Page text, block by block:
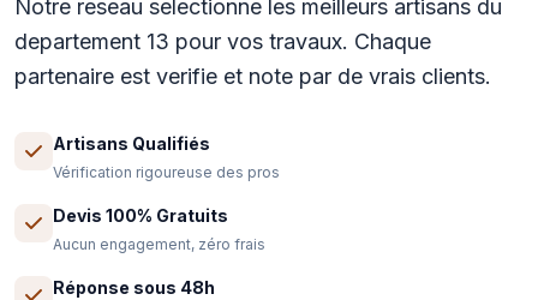
Notre reseau selectionne les meilleurs artisans du
departement 13 pour vos travaux. Chaque
partenaire est verifie et note par de vrais clients.
Artisans Qualifiés
Vérification rigoureuse des pros
Devis 100% Gratuits
Aucun engagement, zéro frais
Réponse sous 48h